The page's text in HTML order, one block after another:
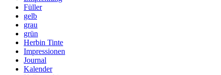
Füller
gelb
grau
grün
Herbin Tinte
Impressionen
Journal
Kalender